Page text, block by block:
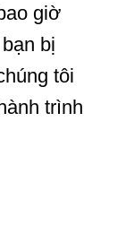
giờ
bị
tôi
trình